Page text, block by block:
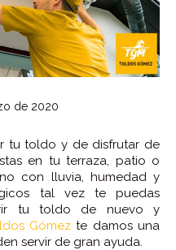
de 2020
tu toldo y de disfrutar de
en tu terraza, patio o
con lluvia, humedad y
tal vez te puedas
tu toldo de nuevo y
Gómezte damos una
servir de gran ayuda.